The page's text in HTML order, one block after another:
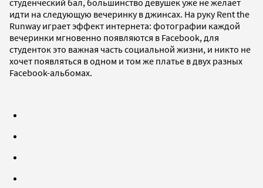
идти на следующую вечеринку в джинсах. На руку Rent the
Runway играет эффект интернета: фотографии каждой
вечеринки мгновенно появляются в Facebook, для
студенток это важная часть социальной жизни, и никто не
хочет появляться в одном и том же платье в двух разных
Facebook-альбомах.